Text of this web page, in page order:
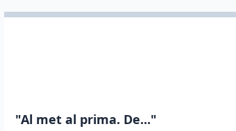
"Al met al prima. De..."